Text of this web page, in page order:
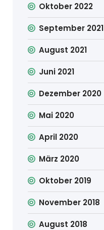
Oktober 2022
September 2021
August 2021
Juni 2021
Dezember 2020
Mai 2020
April 2020
März 2020
Oktober 2019
November 2018
August 2018